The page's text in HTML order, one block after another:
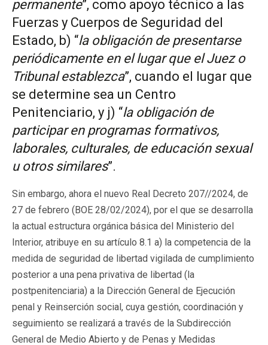
permanente”, como apoyo técnico a las
Fuerzas y Cuerpos de Seguridad del
Estado, b) “la obligación de presentarse
periódicamente en el lugar que el Juez o
Tribunal establezca”, cuando el lugar que
se determine sea un Centro
Penitenciario, y j) “la obligación de
participar en programas formativos,
laborales, culturales, de educación sexual
u otros similares”.
Sin embargo, ahora el nuevo Real Decreto 207//2024, de
27 de febrero (BOE 28/02/2024), por el que se desarrolla
la actual estructura orgánica básica del Ministerio del
Interior, atribuye en su artículo 8.1 a) la competencia de la
medida de seguridad de libertad vigilada de cumplimiento
posterior a una pena privativa de libertad (la
postpenitenciaria) a la Dirección General de Ejecución
penal y Reinserción social, cuya gestión, coordinación y
seguimiento se realizará a través de la Subdirección
General de Medio Abierto y de Penas y Medidas